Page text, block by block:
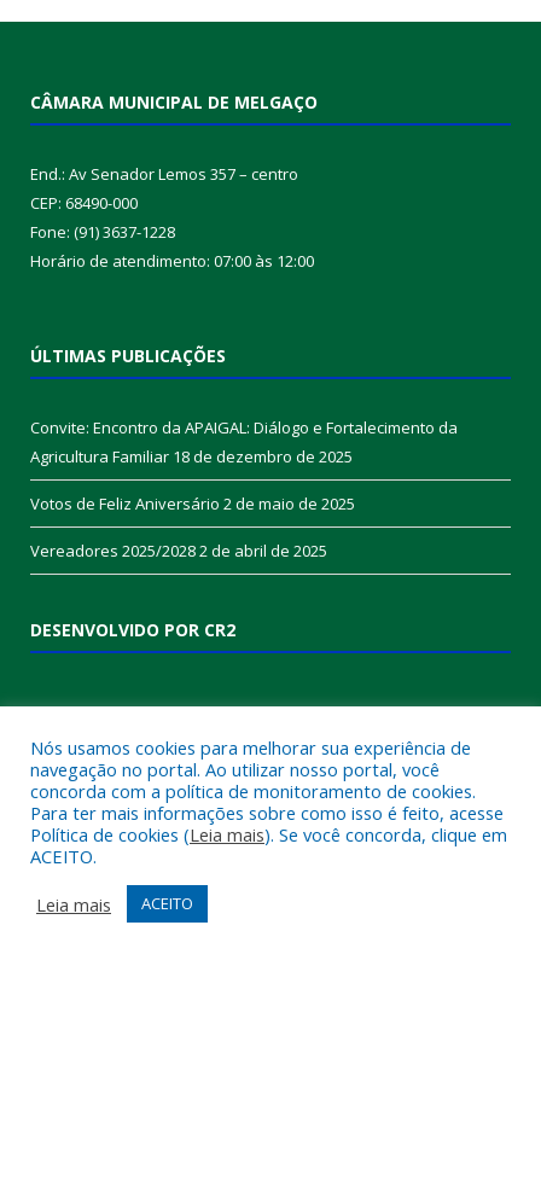
CÂMARA MUNICIPAL DE MELGAÇO
End.: Av Senador Lemos 357 – centro
CEP: 68490-000
Fone: (91) 3637-1228
Horário de atendimento: 07:00 às 12:00
ÚLTIMAS PUBLICAÇÕES
Convite: Encontro da APAIGAL: Diálogo e Fortalecimento da
Agricultura Familiar 18 de dezembro de 2025
Votos de Feliz Aniversário 2 de maio de 2025
Vereadores 2025/20282 de abril de 2025
DESENVOLVIDO POR CR2
Muito mais que
Realizamos umaassessoria
contrato que todas as exigências das
Nós usamos cookies para melhorar sua experiência de
navegação no portal. Ao utilizar nosso portal, você
concorda com a política de monitoramento de cookies.
Para ter mais informações sobre como isso é feito, acesse
Política de cookies (Leia mais). Se você concorda, clique em
ACEITO.
Leia mais
ACEITO